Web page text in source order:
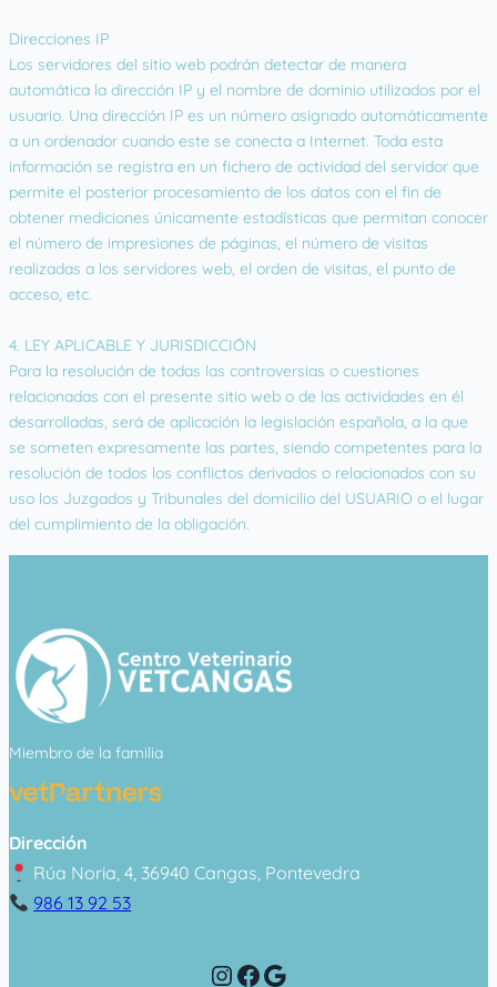
Direcciones IP
Los servidores del sitio web podrán detectar de manera
automática la dirección IP y el nombre de dominio utilizados por el
usuario. Una dirección IP es un número asignado automáticamente
a un ordenador cuando este se conecta a Internet. Toda esta
información se registra en un fichero de actividad del servidor que
permite el posterior procesamiento de los datos con el fin de
obtener mediciones únicamente estadísticas que permitan conocer
el número de impresiones de páginas, el número de visitas
realizadas a los servidores web, el orden de visitas, el punto de
acceso, etc.
4. LEY APLICABLE Y JURISDICCIÓN
Para la resolución de todas las controversias o cuestiones
relacionadas con el presente sitio web o de las actividades en él
desarrolladas, será de aplicación la legislación española, a la que
se someten expresamente las partes, siendo competentes para la
resolución de todos los conflictos derivados o relacionados con su
uso los Juzgados y Tribunales del domicilio del USUARIO o el lugar
del cumplimiento de la obligación.
Miembro de la familia
Dirección
Rúa Noria, 4, 36940 Cangas, Pontevedra
986 13 92 53
InstagramFacebook Google